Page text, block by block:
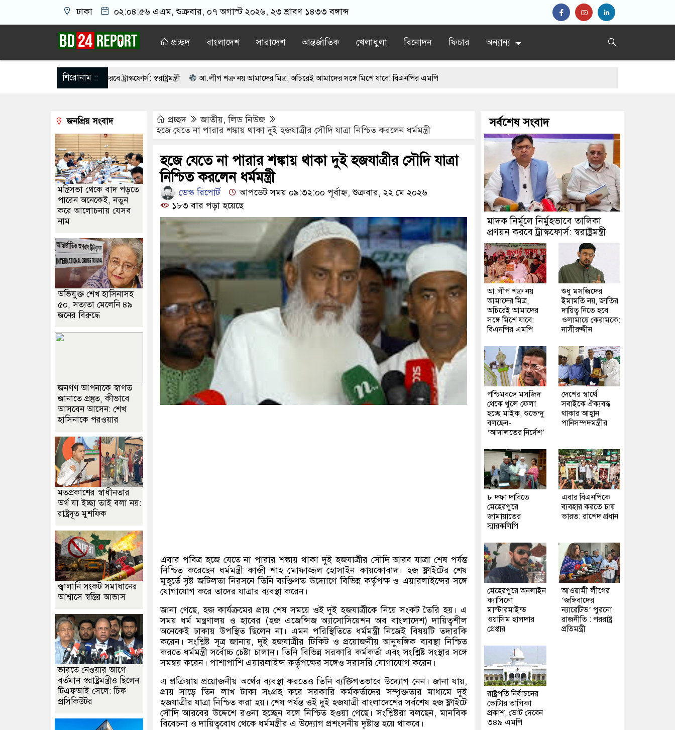
ঢাকা ০২:০৪:৫৭ এএম, শুক্রবার, ০৭ অগাস্ট ২০২৬, ২৩ শ্রাবণ ১৪৩৩ বঙ্গাব্দ
প্রচ্ছদ বাংলাদেশ সারাদেশ আন্তর্জাতিক খেলাধুলা বিনোদন ফিচার অন্যান্য
শিরোনাম ::
তালিকা প্রণয়ন করবে ট্রাস্কফোর্স: স্বরাষ্ট্রমন্ত্রী আ.লীগ শত্রু নয় আমাদের মিত্র, অচিরেই আমাদের সঙ্গে মিশে যাবে: বিএনপির এমপি
ঐক্যবদ্ধ থাকার আহ্বান পানিসম্পদমন্ত্রীর ৮ দফা দাবিতে মেহেরপুরে জামায়াতের স্মারকলিপি
মাস্টারমাইন্ড ওয়াসিম হালদার গ্রেপ্তার
ভোটার তালিকা প্রকাশ, ভোট দেবেন ৩৪৯ এমপি
প্রচ্ছদ জাতীয়,লিড নিউজ
হজে যেতে না পারার শঙ্কায় থাকা দুই হজযাত্রীর সৌদি যাত্রা নিশ্চিত করলেন ধর্মমন্ত্রী
হজে যেতে না পারার শঙ্কায় থাকা দুই হজযাত্রীর সৌদি যাত্রা
নিশ্চিত করলেন ধর্মমন্ত্রী
ডেস্ক রিপোর্ট
আপডেট সময় ০৯:৩২:০০ পূর্বাহ্ন, শুক্রবার, ২২ মে ২০২৬
১৮৩ বার পড়া হয়েছে
এবার পবিত্র হজে যেতে না পারার শঙ্কায় থাকা দুই হজযাত্রীর সৌদি আরব যাত্রা শেষ পর্যন্ত
নিশ্চিত করেছেন ধর্মমন্ত্রী কাজী শাহ মোফাজ্জল হোসাইন কায়কোবাদ। হজ ফ্লাইটের শেষ
মুহূর্তে সৃষ্ট জটিলতা নিরসনে তিনি ব্যক্তিগত উদ্যোগে বিভিন্ন কর্তৃপক্ষ ও এয়ারলাইন্সের সঙ্গে
যোগাযোগ করে তাদের যাত্রার ব্যবস্থা করেন।
জানা গেছে,হজ কার্যক্রমের প্রায় শেষ সময়ে ওই দুই হজযাত্রীকে নিয়ে সংকট তৈরি হয়। এ
সময় ধর্ম মন্ত্রণালয় ও হাবের (হজ এজেন্সিজ অ্যাসোসিয়েশন অব বাংলাদেশ)দায়িত্বশীল
অনেকেই ঢাকায় উপস্থিত ছিলেন না। এমন পরিস্থিতিতে ধর্মমন্ত্রী নিজেই বিষয়টি তদারকি
করেন। সংশ্লিষ্ট সূত্র জানায়,দুই হজযাত্রীর টিকিট ও প্রয়োজনীয় আনুষঙ্গিক ব্যবস্থা নিশ্চিত
করতে ধর্মমন্ত্রী সর্বোচ্চ চেষ্টা চালান। তিনি বিভিন্ন সরকারি কর্মকর্তা এবং সংশ্লিষ্ট সংস্থার সঙ্গে
সমন্বয় করেন। পাশাপাশি এয়ারলাইন্স কর্তৃপক্ষের সঙ্গেও সরাসরি যোগাযোগ করেন।
এ প্রক্রিয়ায় প্রয়োজনীয় অর্থের ব্যবস্থা করতেও তিনি ব্যক্তিগতভাবে উদ্যোগ নেন। জানা যায়,
প্রায় সাড়ে তিন লাখ টাকা সংগ্রহ করে সরকারি কর্মকর্তাদের সম্পৃক্ততার মাধ্যমে দুই
হজযাত্রীর যাত্রা নিশ্চিত করা হয়। শেষ পর্যন্ত ওই দুই হজযাত্রী বাংলাদেশের সর্বশেষ হজ ফ্লাইটে
সৌদি আরবের উদ্দেশে রওনা হচ্ছেন বলে নিশ্চিত হওয়া গেছে। সংশ্লিষ্টরা বলছেন,মানবিক
বিবেচনা ও দায়িত্ববোধ থেকে ধর্মমন্ত্রীর এ উদ্যোগ প্রশংসনীয় দৃষ্টান্ত হয়ে থাকবে।
জনপ্রিয় সংবাদ
মন্ত্রিসভা থেকে বাদ পড়তে
পারেন অনেকেই, নতুন
করে আলোচনায় যেসব
নাম
অভিযুক্ত শেখ হাসিনাসহ
৫০, সত্যতা মেলেনি ৪৯
জনের বিরুদ্ধে
জনগণ আপনাকে স্বাগত
জানাতে প্রস্তুত, কীভাবে
আসবেন আসেন: শেখ
হাসিনাকে পরওয়ার
মতপ্রকাশের স্বাধীনতার
অর্থ যা ইচ্ছা তাই বলা নয়:
রাষ্ট্রদূত মুশফিক
জ্বালানি সংকট সমাধানের
আশ্বাসে স্বস্তির আভাস
ভারতে নেওয়ার আগে
বর্তমান স্বরাষ্ট্রমন্ত্রীও ছিলেন
টিএফআই সেলে: চিফ
প্রসিকিউটর
সর্বশেষ সংবাদ
মাদক নির্মূলে নির্মুহভাবে তালিকা
প্রণয়ন করবে ট্রাস্কফোর্স: স্বরাষ্ট্রমন্ত্রী
আ.লীগ শত্রু নয়
আমাদের মিত্র,
অচিরেই আমাদের
সঙ্গে মিশে যাবে:
বিএনপির এমপি
শুধু মসজিদের
ইমামতি নয়, জাতির
দায়িত্ব নিতে হবে
ওলামায়ে কেরামকে:
নাসীরুদ্দীন
পশ্চিমবঙ্গে মসজিদ
থেকে খুলে ফেলা
হচ্ছে মাইক, শুভেন্দু
বলছেন-
‘আদালতের নির্দেশ’
দেশের স্বার্থে
সবাইকে ঐক্যবদ্ধ
থাকার আহ্বান
পানিসম্পদমন্ত্রীর
৮ দফা দাবিতে
মেহেরপুরে
জামায়াতের
স্মারকলিপি
এবার বিএনপিকে
ব্যবহার করতে চায়
ভারত: রাশেদ প্রধান
মেহেরপুরে অনলাইন
ক্যাসিনো
মাস্টারমাইন্ড
ওয়াসিম হালদার
গ্রেপ্তার
আওয়ামী লীগের
‘জঙ্গিবাদের
ন্যারেটিভ’ পুরনো
রাজনীতি : পররাষ্ট্র
প্রতিমন্ত্রী
রাষ্ট্রপতি নির্বাচনের
ভোটার তালিকা
প্রকাশ, ভোট দেবেন
৩৪৯ এমপি